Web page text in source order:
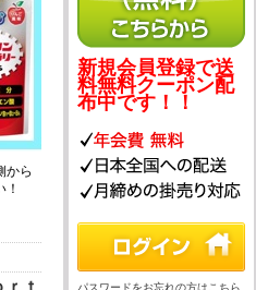
から
ｔ
新規会員登録で送
料無料クーポン配
布中です！！
パスワードをお忘れの方はこちら